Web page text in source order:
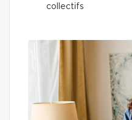
collectifs